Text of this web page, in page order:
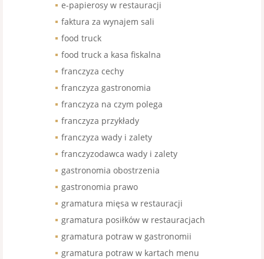
e-papierosy w restauracji
faktura za wynajem sali
food truck
food truck a kasa fiskalna
franczyza cechy
franczyza gastronomia
franczyza na czym polega
franczyza przykłady
franczyza wady i zalety
franczyzodawca wady i zalety
gastronomia obostrzenia
gastronomia prawo
gramatura mięsa w restauracji
gramatura posiłków w restauracjach
gramatura potraw w gastronomii
gramatura potraw w kartach menu